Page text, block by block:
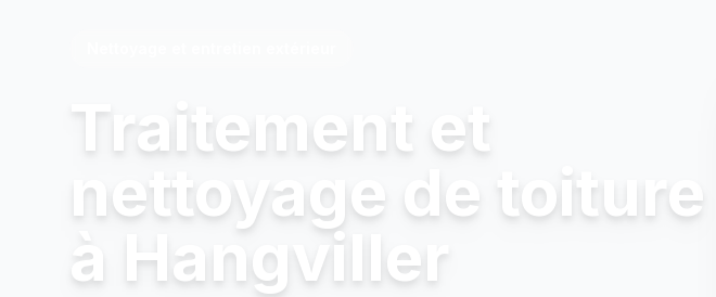
Traitement et
nettoyage de toiture
à Hangviller